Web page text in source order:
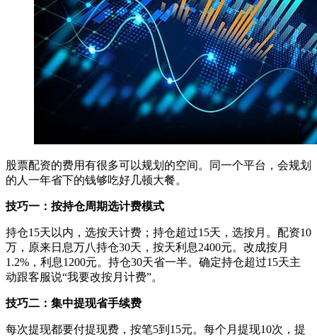
股票配资的费用有很多可以规划的空间。同一个平台，会规划
的人一年省下的钱够吃好几顿大餐。
技巧一：按持仓周期选计费模式
持仓15天以内，选按天计费；持仓超过15天，选按月。配资10
万，原来日息万八持仓30天，按天利息2400元。改成按月
1.2%，利息1200元。持仓30天省一半。确定持仓超过15天主
动跟客服说“我要改按月计费”。
技巧二：集中提现省手续费
每次提现都要付提现费，按笔5到15元。每个月提现10次，提